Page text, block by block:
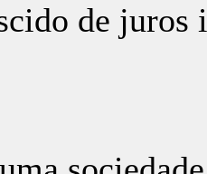
de